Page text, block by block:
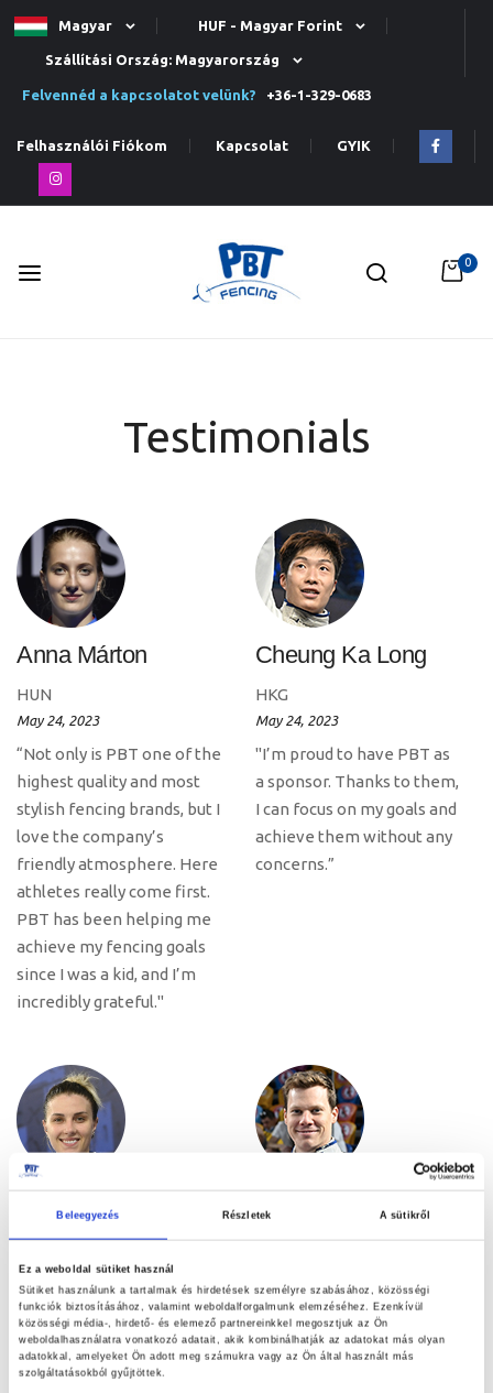
Beleegyezés Részletek A sütikről
Ez a weboldal sütiket használ
Sütiket használunk a tartalmak és hirdetések személyre szabásához, közösségi
funkciók biztosításához, valamint weboldalforgalmunk elemzéséhez. Ezenkívül
közösségi média-, hirdető- és elemező partnereinkkel megosztjuk az Ön
weboldalhasználatra vonatkozó adatait, akik kombinálhatják az adatokat más olyan
adatokkal, amelyeket Ön adott meg számukra vagy az Ön által használt más
szolgáltatásokból gyűjtöttek.
Magyar HUF - Magyar Forint
Szállítási Ország: Magyarország
Felvennéd a kapcsolatot velünk? +36-1-329-0683
Felhasználói Fiókom Kapcsolat GYIK
0
Testimonials
Anna Márton
HUN
May 24, 2023
“Not only is PBT one of the
highest quality and most
stylish fencing brands, but I
love the company’s
friendly atmosphere. Here
athletes really come first.
PBT has been helping me
achieve my fencing goals
since I was a kid, and I’m
incredibly grateful."
Cheung Ka Long
HKG
May 24, 2023
"I’m proud to have PBT as
a sponsor. Thanks to them,
I can focus on my goals and
achieve them without any
concerns.”
Olga Kharlan
UKR
May 24, 2023
"I’ve been sponsored by
PBT Fencing for over 15
years. The support and
friendship are just
András Szatmári
HUN
"I’m honored to have been
working with PBT for so
many years. They’re